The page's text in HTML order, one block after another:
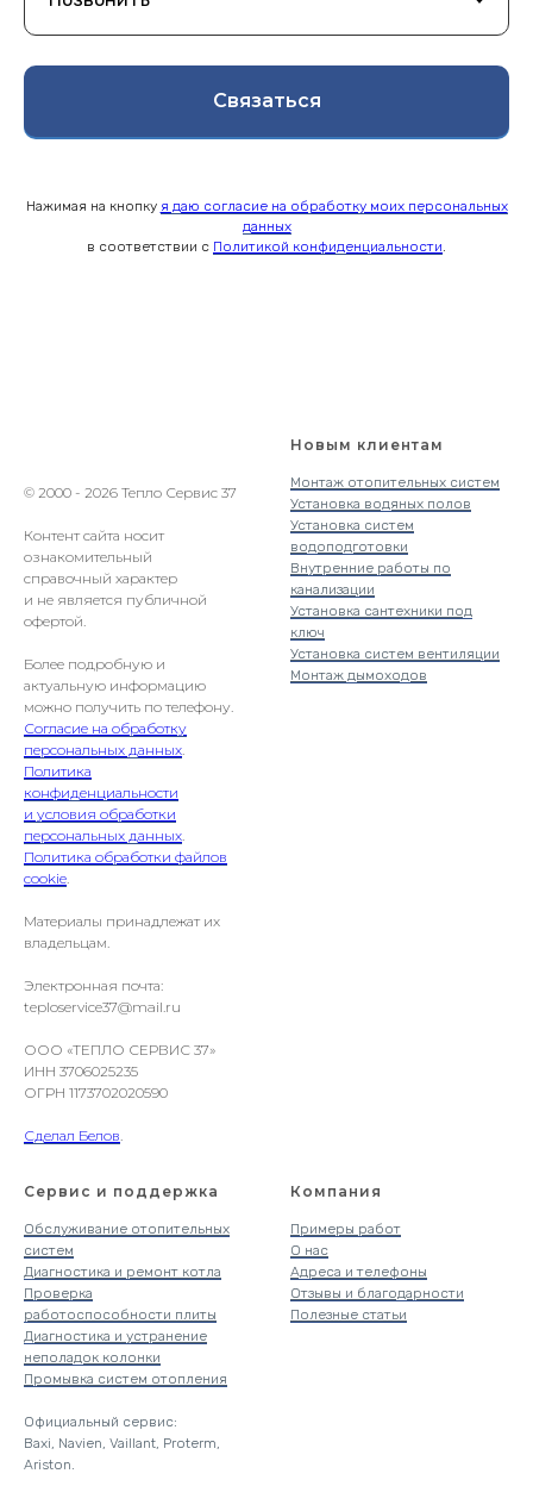
Связаться
Нажимая на кнопку я даю согласие на обработку моих персональных
данных
в соответствии с Политикой конфиденциальности
© 2000 - 2026 Тепло Сервис 37
Контент сайта носит
ознакомительный
справочный характер
и не является публичной
офертой.
Более подробную и
актуальную информацию
можно получить по телефону.
Согласие на обработку
персональных данных
Политика
конфиденциальности
и условия обработки
персональных данных
Политика обработки файлов
cookie
Материалы принадлежат их
владельцам.
Электронная почта:
teploservice37@mail.ru
ООО «ТЕПЛО СЕРВИС 37»
ИНН 3706025235
ОГРН 1173702020590
Сделал Белов
Новым клиентам
Монтаж отопительных систем
Установка водяных полов
Установка систем
водоподготовки
Внутренние работы по
канализации
Установка сантехники под
ключ
Установка систем вентиляции
Монтаж дымоходов
Сервис и поддержка
Обслуживание отопительных
систем
Диагностика и ремонт котла
Проверка
работоспособности плиты
Диагностика и устранение
неполадок колонки
Промывка систем отопления
Официальный сервис:
Baxi, Navien, Vaillant, Proterm,
Ariston.
Компания
Примеры работ
О нас
Адреса и телефоны
Отзывы и благодарности
Полезные статьи